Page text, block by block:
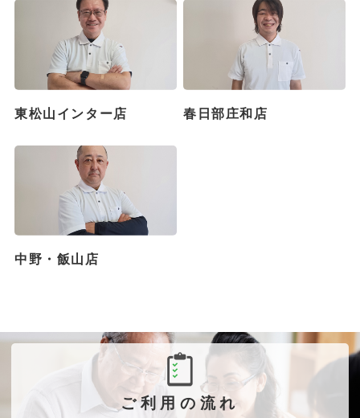
東松山インター店 春日部庄和店
中野・飯山店
ご利用の流れ